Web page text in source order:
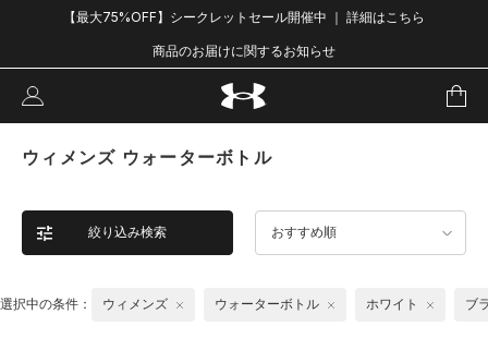
【最大75%OFF】シークレットセール開催中 ｜ 詳細はこちら
商品のお届けに関するお知らせ
ウィメンズ ウォーターボトル
絞り込み検索 おすすめ順
選択中の条件： ウィメンズ ウォーターボトル ホワイト ブ